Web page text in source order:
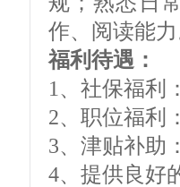
作、阅读能
福利待遇：
1、社保福利
2、职位福利
3、津贴补助
4、提供良好